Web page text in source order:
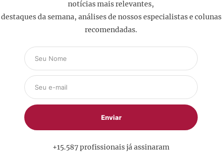
notícias mais relevantes,
destaques da semana, análises de nossos especialistas e colunas
recomendadas.
+15.587 profissionais já assinaram